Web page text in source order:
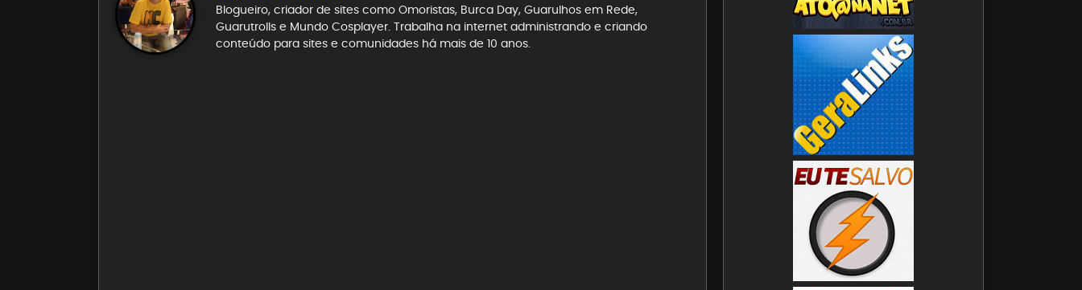
Blogueiro, criador de sites como Omoristas, Burca Day, Guarulhos em Rede,
Guarutrolls e Mundo Cosplayer. Trabalha na internet administrando e criando
conteúdo para sites e comunidades há mais de 10 anos.